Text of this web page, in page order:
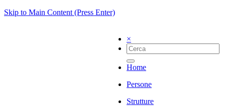
Skip to Main Content (Press Enter)
×
Home
Persone
Strutture